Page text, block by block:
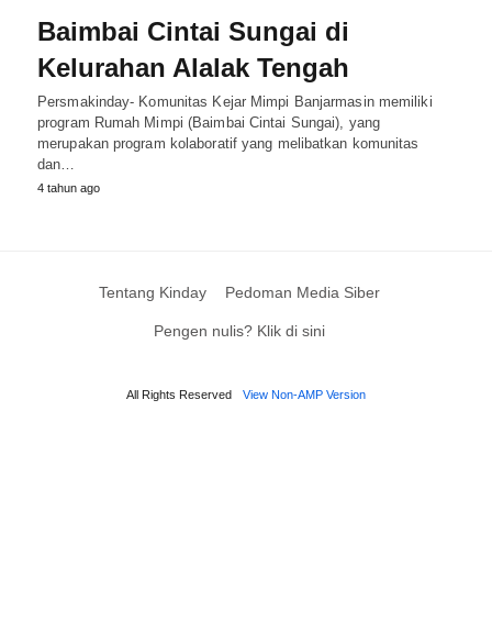
Baimbai Cintai Sungai di
Kelurahan Alalak Tengah
Persmakinday- Komunitas Kejar Mimpi Banjarmasin memiliki
program Rumah Mimpi (Baimbai Cintai Sungai), yang
merupakan program kolaboratif yang melibatkan komunitas
dan…
4 tahun ago
Tentang Kinday Pedoman Media Siber
Pengen nulis? Klik di sini
All Rights Reserved View Non-AMP Version